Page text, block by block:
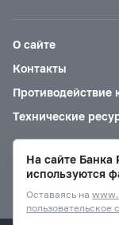
О сайте
Контакты
Противодействие
Технические
Версия для
На сайте Банка
используются
Оставаясь на
пользовательское